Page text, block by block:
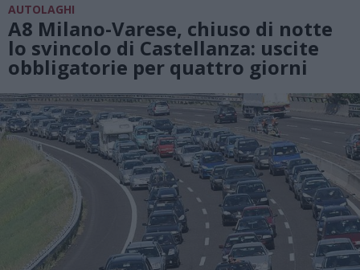
AUTOLAGHI
A8 Milano-Varese, chiuso di notte
lo svincolo di Castellanza: uscite
obbligatorie per quattro giorni